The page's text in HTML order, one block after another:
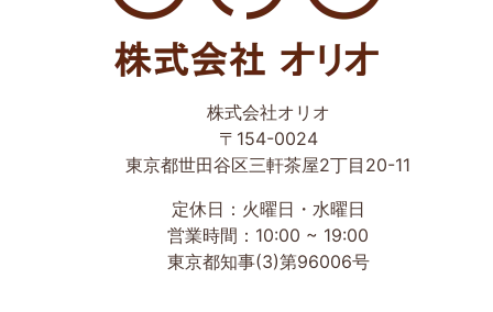
却・買取は株式会社Orio
株式会社オリオ
〒154-0024
東京都世田谷区三軒茶屋2丁目20-11
定休日：火曜日・水曜日
営業時間：10:00 ~ 19:00
東京都知事(3)第96006号